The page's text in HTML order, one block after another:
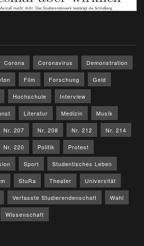
Corona Coronavirus Demonstration
Film Forschung Geld
Hochschule Interview
Literatur Medizin Musik
Nr. 207 Nr. 208 Nr. 212 Nr. 214
Nr. 220 Politik Protest
Sport Studentisches Leben
StuRa Theater Universität
Verfasste Studierendenschaft Wahl
Wissenschaft